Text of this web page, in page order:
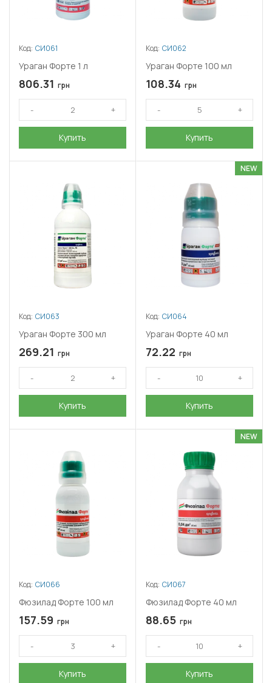
Код: СИ061
Ураган Форте 1 л
806.31 грн
Купить
Код: СИ062
Ураган Форте 100 мл
108.34 грн
Купить
Код: СИ063
Ураган Форте 300 мл
269.21 грн
Купить
NEW
Код: СИ064
Ураган Форте 40 мл
72.22 грн
Купить
Код: СИ066
Фюзилад Форте 100 мл
157.59 грн
Купить
NEW
Код: СИ067
Фюзилад Форте 40 мл
88.65 грн
Купить